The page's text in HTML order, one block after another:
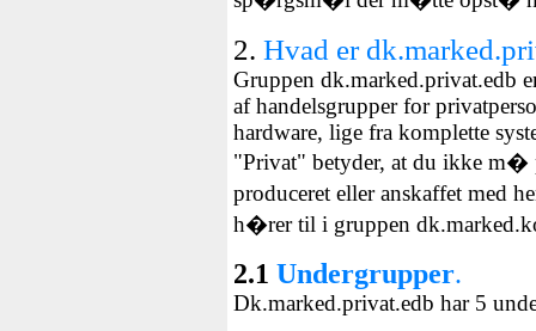
2. Hvad er
Gruppen dk.marked.privat.edb
af handelsgrupper for
hardware, lige fra komplette
"Privat" betyder, at du ikke m�
produceret eller anskaffet med
h�rer til i gruppen
2.1 Undergrupper.
Dk.marked.privat.edb har 5